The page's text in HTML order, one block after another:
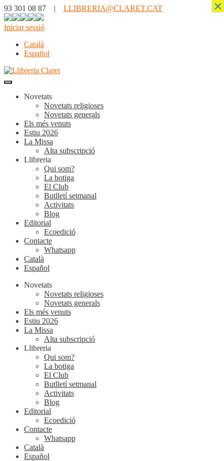
93 301 08 87 | LLIBRERIA@CLARET.CAT
Iniciar sessió
Català
Español
Novetats
Novetats religioses
Novetats generals
Els més venuts
Estiu 2026
La Missa
Alta subscripció
Llibreria
Qui som?
La botiga
El Club
Butlletí setmanal
Activitats
Blog
Editorial
Ecoedició
Contacte
Whatsapp
Català
Español
Novetats
Novetats religioses
Novetats generals
Els més venuts
Estiu 2026
La Missa
Alta subscripció
Llibreria
Qui som?
La botiga
El Club
Butlletí setmanal
Activitats
Blog
Editorial
Ecoedició
Contacte
Whatsapp
Català
Español
×